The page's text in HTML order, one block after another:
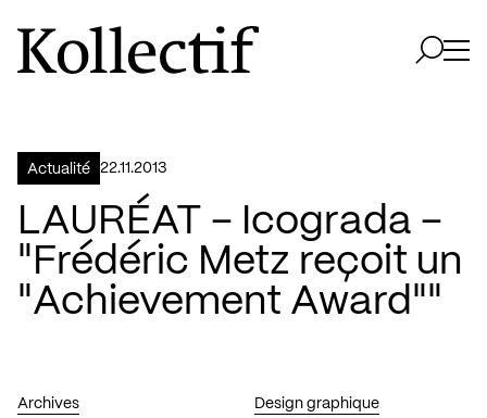
Aller à la page d'accueil
Logo Kollectif
Actualité 22.11.2013
LAURÉAT – Icograda –
"Frédéric Metz reçoit un
"Achievement Award""
Archives Design graphique